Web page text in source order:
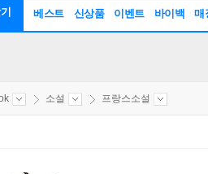
베스트 신상품 이벤트 바이백 매
소설 프랑스소설